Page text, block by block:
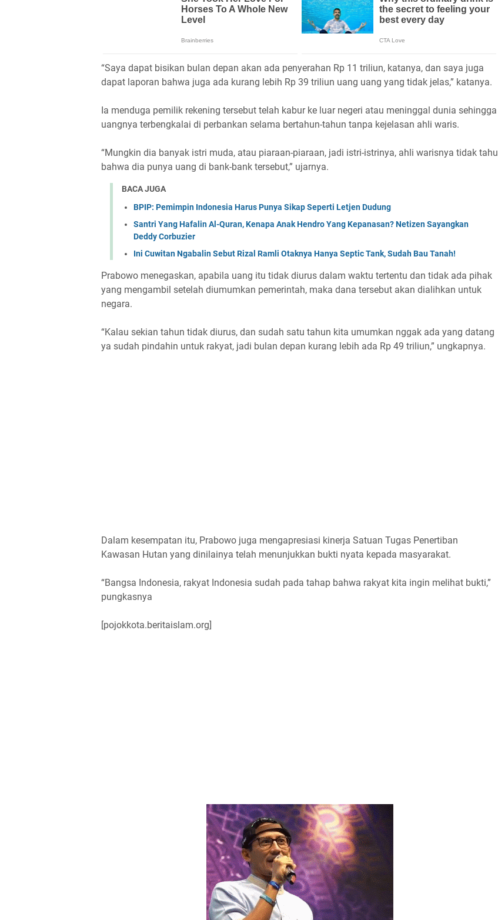
“Saya dapat bisikan bulan depan akan ada penyerahan Rp 11 triliun, katanya, dan saya juga
dapat laporan bahwa juga ada kurang lebih Rp 39 triliun uang uang yang tidak jelas,” katanya.
Ia menduga pemilik rekening tersebut telah kabur ke luar negeri atau meninggal dunia sehingga
uangnya terbengkalai di perbankan selama bertahun-tahun tanpa kejelasan ahli waris.
“Mungkin dia banyak istri muda, atau piaraan-piaraan, jadi istri-istrinya, ahli warisnya tidak tahu
bahwa dia punya uang di bank-bank tersebut,” ujarnya.
BACA JUGA
BPIP: Pemimpin Indonesia Harus Punya Sikap Seperti Letjen Dudung
Santri Yang Hafalin Al-Quran, Kenapa Anak Hendro Yang Kepanasan? Netizen Sayangkan
Deddy Corbuzier
Ini Cuwitan Ngabalin Sebut Rizal Ramli Otaknya Hanya Septic Tank, Sudah Bau Tanah!
Prabowo menegaskan, apabila uang itu tidak diurus dalam waktu tertentu dan tidak ada pihak
yang mengambil setelah diumumkan pemerintah, maka dana tersebut akan dialihkan untuk
negara.
“Kalau sekian tahun tidak diurus, dan sudah satu tahun kita umumkan nggak ada yang datang
ya sudah pindahin untuk rakyat, jadi bulan depan kurang lebih ada Rp 49 triliun,” ungkapnya.
Dalam kesempatan itu, Prabowo juga mengapresiasi kinerja Satuan Tugas Penertiban
Kawasan Hutan yang dinilainya telah menunjukkan bukti nyata kepada masyarakat.
“Bangsa Indonesia, rakyat Indonesia sudah pada tahap bahwa rakyat kita ingin melihat bukti,”
pungkasnya
[pojokkota.beritaislam.org]